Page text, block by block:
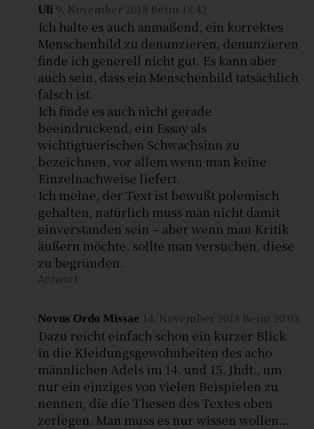
Uli 9. November 2018 Beim 18:42
Ich halte es auch anmaßend, ein korrektes
Menschenbild zu denunzieren, denunzieren
finde ich generell nicht gut. Es kann aber
auch sein, dass ein Menschenbild tatsächlich
falsch ist.
Ich finde es auch nicht gerade
beeindruckend, ein Essay als
wichtigtuerischen Schwachsinn zu
bezeichnen, vor allem wenn man keine
Einzelnachweise liefert.
Ich meine, der Text ist bewußt polemisch
gehalten, natürlich muss man nicht damit
einverstanden sein – aber wenn man Kritik
äußern möchte, sollte man versuchen, diese
zu begründen.
Antwort
Novus Ordo Missae 14. November 2018 Beim 20:03
Dazu reicht einfach schon ein kurzer Blick
in die Kleidungsgewohnheiten des acho
männlichen Adels im 14. und 15. Jhdt., um
nur ein einziges von vielen Beispielen zu
nennen, die die Thesen des Textes oben
zerlegen. Man muss es nur wissen wollen…